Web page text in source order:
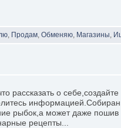
Продам Обменяю Магазины
рассказать о себе,создайте
рыбок,а может даже пошив
рецепты...